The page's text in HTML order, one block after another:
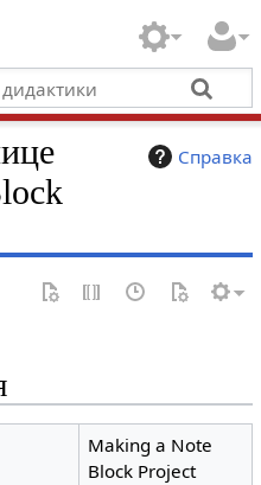
Справка
Making a Note
Block Project